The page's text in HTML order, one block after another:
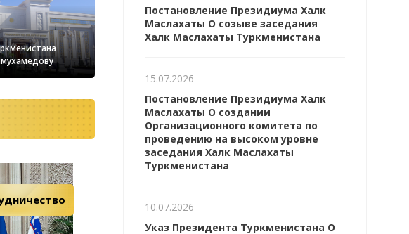
Культура
Экономика
Общество
Постановление Президиума Халк
Маслахаты О созыве заседания
Халк Маслахаты Туркменистана
15.07.2026
Постановление Президиума Халк
Маслахаты О создании
Организационного комитета по
проведению на высоком уровне
заседания Халк Маслахаты
Туркменистана
10.07.2026
Указ Президента Туркменистана О